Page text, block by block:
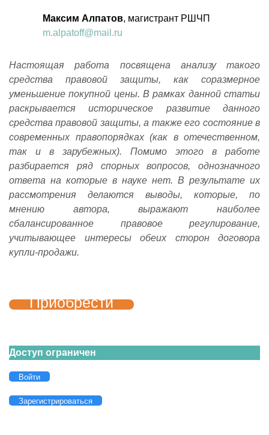
Максим Алпатов, магистрант РШЧП
m.alpatoff@mail.ru
Настоящая работа посвящена анализу такого
средства правовой защиты, как соразмерное
уменьшение покупной цены. В рамках данной статьи
раскрывается историческое развитие данного
средства правовой защиты, а также его состояние в
современных правопорядках (как в отечественном,
так и в зарубежных). Помимо этого в работе
разбирается ряд спорных вопросов, однозначного
ответа на которые в науке нет. В результате их
рассмотрения делаются выводы, которые, по
мнению автора, выражают наиболее
сбалансированное правовое регулирование,
учитывающее интересы обеих сторон договора
купли-продажи.
Приобрести
Доступ ограничен
Войти
Зарегистрироваться